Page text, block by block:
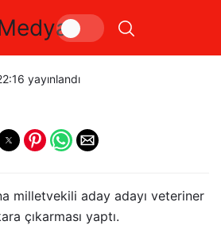
Ankara Çıkartması
yayınlandı
milletvekili aday adayı veteriner
çıkarması yaptı.